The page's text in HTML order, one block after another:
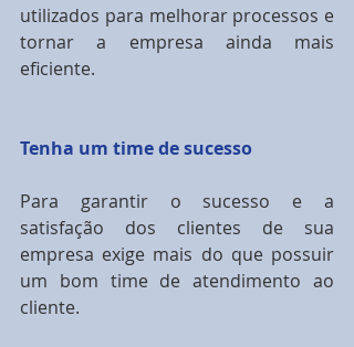
utilizados para melhorar processos e
tornar a empresa ainda mais
eficiente.
Tenha um time de sucesso
Para garantir o sucesso e a
satisfação dos clientes de sua
empresa exige mais do que possuir
um bom time de atendimento ao
cliente.